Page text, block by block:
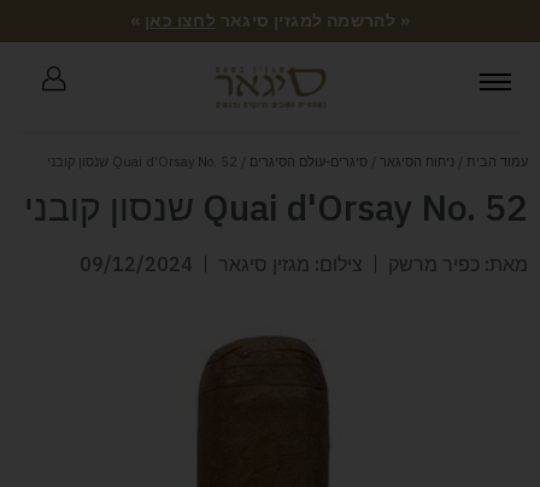
« להרשמה למגזין סיגאר לחצו כאן »
עמוד הבית / ניחוח הסיגאר / סיגרים-עולם הסיגרים / Quai d'Orsay No. 52 שנסון קובני
Quai d'Orsay No. 52 שנסון קובני
מאת: כפיר מרשק צילום: מגזין סיגאר 09/12/2024